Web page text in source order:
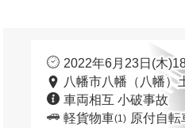
2022年6月23日(木
八幡市八幡（八幡）
車両相互 小破事故
軽貨物車(1) 原付自転